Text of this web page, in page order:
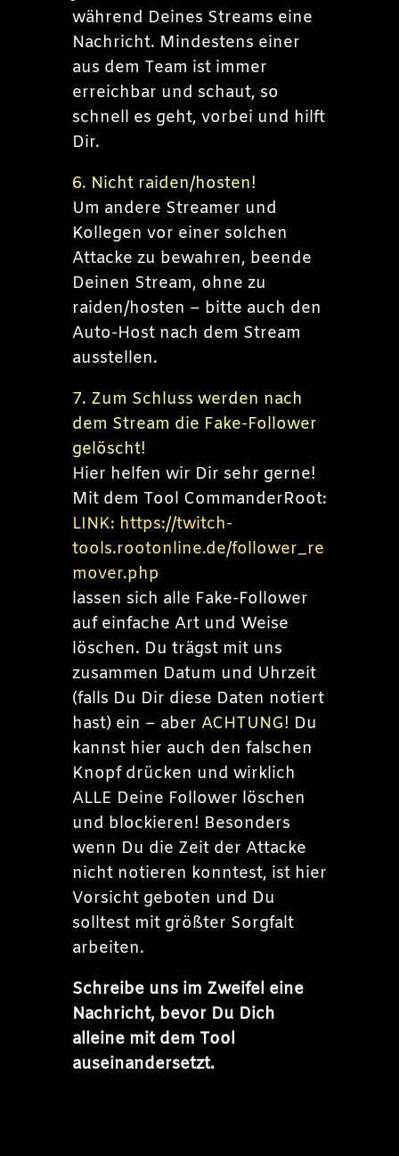
während Deines Streams eine
Nachricht. Mindestens einer
aus dem Team ist immer
erreichbar und schaut, so
schnell es geht, vorbei und hilft
Dir.
6. Nicht raiden/hosten!
Um andere Streamer und
Kollegen vor einer solchen
Attacke zu bewahren, beende
Deinen Stream, ohne zu
raiden/hosten – bitte auch den
Auto-Host nach dem Stream
ausstellen.
7. Zum Schluss werden nach
dem Stream die Fake-Follower
gelöscht!
Hier helfen wir Dir sehr gerne!
Mit dem Tool CommanderRoot:
LINK: https://twitch-
tools.rootonline.de/follower_re
mover.php
lassen sich alle Fake-Follower
auf einfache Art und Weise
löschen. Du trägst mit uns
zusammen Datum und Uhrzeit
(falls Du Dir diese Daten notiert
hast) ein – aber ACHTUNG! Du
kannst hier auch den falschen
Knopf drücken und wirklich
ALLE Deine Follower löschen
und blockieren! Besonders
wenn Du die Zeit der Attacke
nicht notieren konntest, ist hier
Vorsicht geboten und Du
solltest mit größter Sorgfalt
arbeiten.
Schreibe uns im Zweifel eine
Nachricht, bevor Du Dich
alleine mit dem Tool
auseinandersetzt.